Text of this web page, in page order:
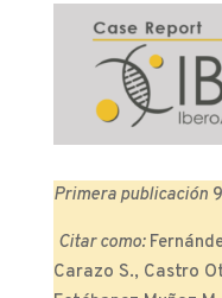
Primera publicación
Citar como:
Carazo S., Castro